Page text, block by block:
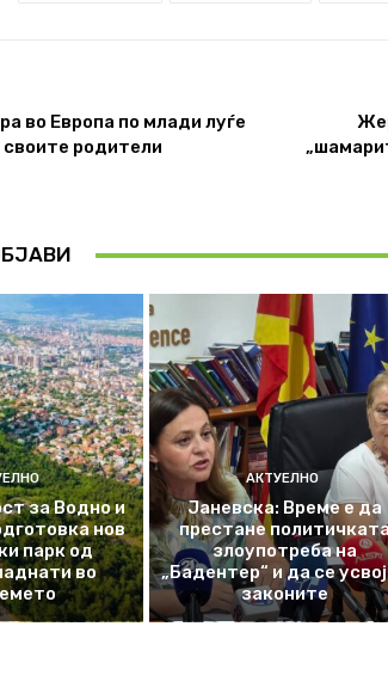
во Европа по млади луѓе
родители
за Водно и
нов
парк од
во
АКТУЕЛНО
Јаневска: Време е да
престане
злоупотреба на
„Бадентер“ и да се
законите